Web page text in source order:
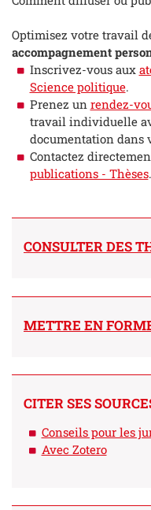
Optimisez votre travail
accompagnement
Inscrivez-vous aux
Science politique.
Prenez un rendez-
travail individuelle
documentation dans
Contactez
publications - Thèses.
CONSULTER DES
METTRE EN
CITER SES
Conseils pour les
Avec Zotero